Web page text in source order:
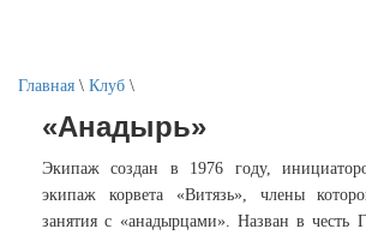
Главная \ Клуб \
«Анадырь»
Экипаж создан в 1976 году,
экипаж корвета «Витязь», члены
занятия с «анадырцами». Назван в честь